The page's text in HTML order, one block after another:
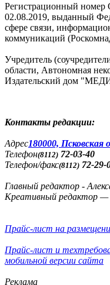
Регистрационный
02.08.2019, выданный
сфере связи,
коммуникаций
Учредитель
области, Автономная
Издательский дом
Контакты редакции:
Адреc180000, Псковская
Телефон(8112) 72-03-40
Телефон/факс(8112) 72-29-
Главный редактор -
Креативный редактор —
Прайс-лист на
Прайс-лист и
мобильной версии сайта
Реклама